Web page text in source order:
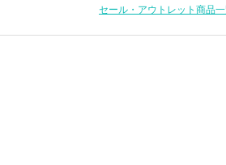
セール・アウトレット商品